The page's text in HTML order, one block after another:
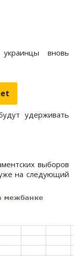
вновь
удерживать
выборов
на следующий